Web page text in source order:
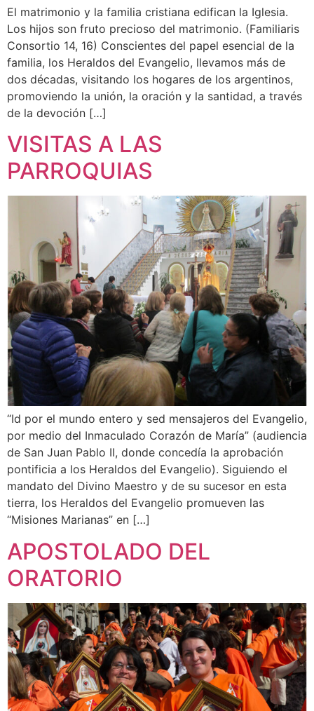
El matrimonio y la familia cristiana edifican la Iglesia.
Los hijos son fruto precioso del matrimonio. (Familiaris
Consortio 14, 16) Conscientes del papel esencial de la
familia, los Heraldos del Evangelio, llevamos más de
dos décadas, visitando los hogares de los argentinos,
promoviendo la unión, la oración y la santidad, a través
de la devoción […]
VISITAS A LAS
PARROQUIAS
“Id por el mundo entero y sed mensajeros del Evangelio,
por medio del Inmaculado Corazón de María” (audiencia
de San Juan Pablo II, donde concedía la aprobación
pontificia a los Heraldos del Evangelio). Siguiendo el
mandato del Divino Maestro y de su sucesor en esta
tierra, los Heraldos del Evangelio promueven las
“Misiones Marianas” en […]
APOSTOLADO DEL
ORATORIO